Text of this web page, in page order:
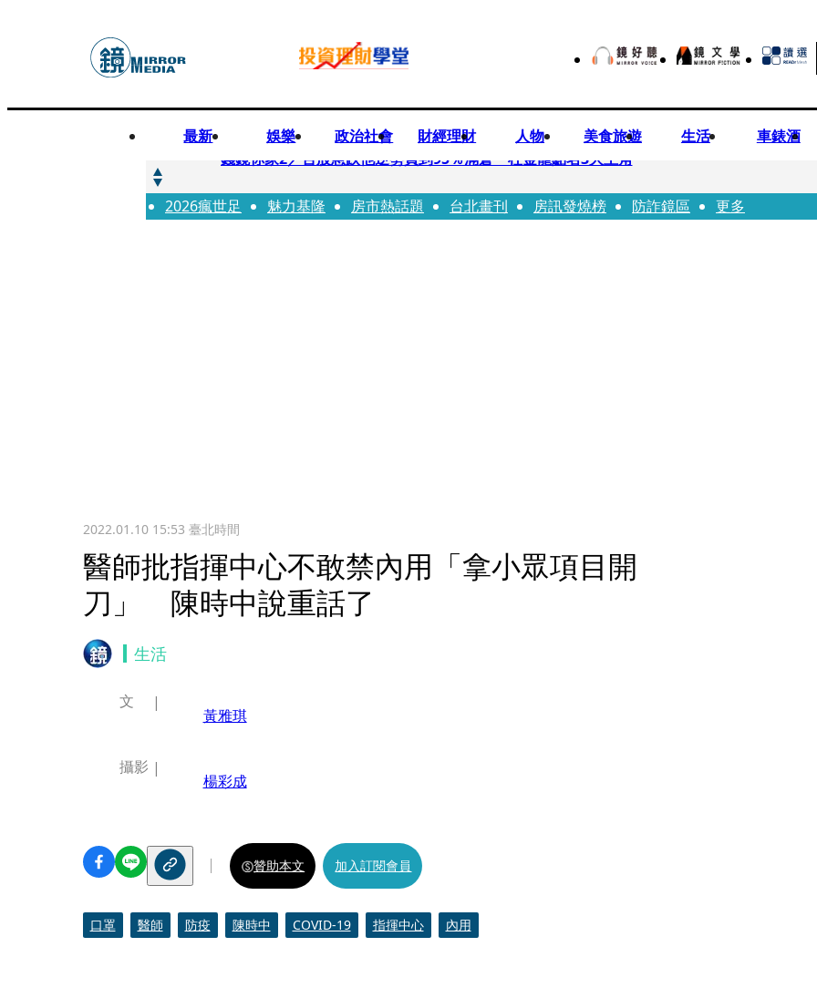
最新 娛樂 政治社會 財經理財 人物 美食旅遊 生活 車錶酒
快訊
錢鏡你家2／台股急跌他逆勢買到95％滿倉 杜金龍點名3大主角
快訊
八月寵物月 寵物食品大廠偕獸醫師提醒飼主四大照護誤區
2026瘋世足 魅力基隆 房市熱話題 台北畫刊 房訊發燒榜 防詐鏡區 更多
2022.01.10 15:53 臺北時間
醫師批指揮中心不敢禁內用「拿小眾項目開
刀」 陳時中說重話了
生活
文
黃雅琪
攝影
楊彩成
贊助本文 加入訂閱會員
口罩 醫師 防疫 陳時中 COVID-19 指揮中心 內用